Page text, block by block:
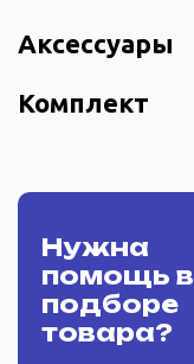
Аксессуары
Комплект
Нужна
помощь в
подборе
товара?